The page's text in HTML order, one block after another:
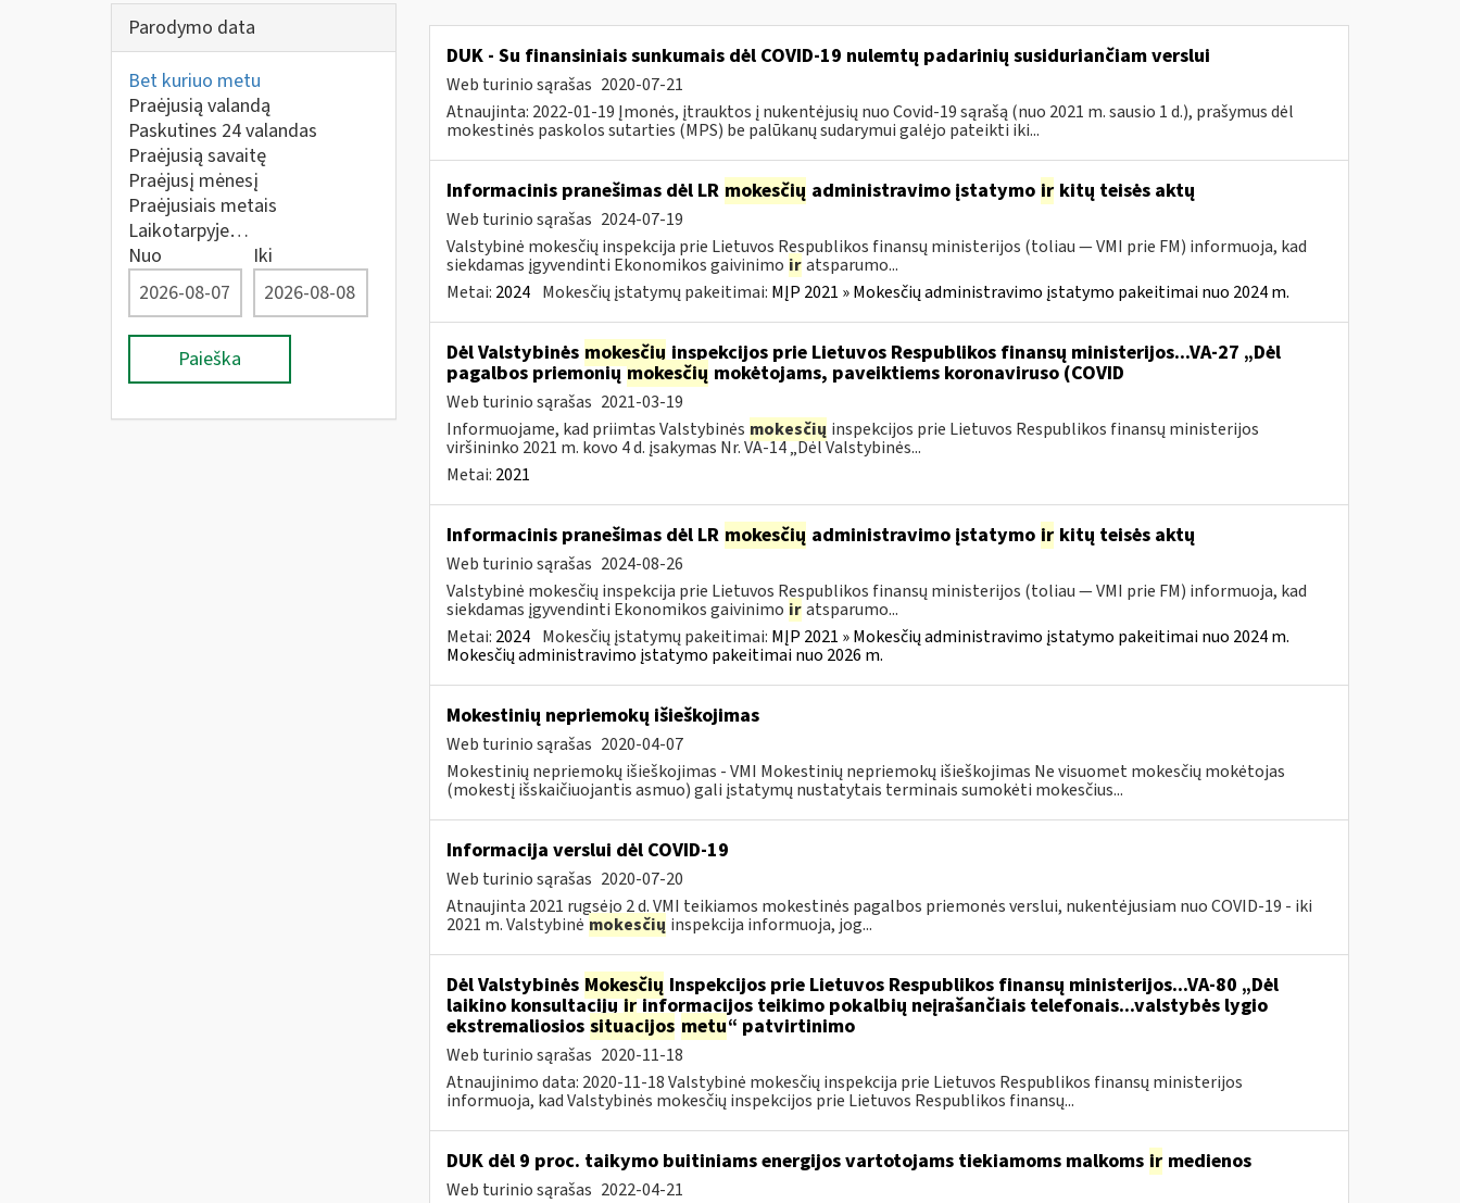
Parodymo data
Bet kuriuo metu
Praėjusią valandą
Paskutines 24 valandas
Praėjusią savaitę
Praėjusį mėnesį
Praėjusiais metais
Laikotarpyje…
Nuo
Iki
Paieška
DUK - Su finansiniais sunkumais dėl COVID-19 nulemtų padarinių susiduriančiam verslui
Web turinio sąrašas 2020-07-21
Atnaujinta: 2022-01-19 Įmonės, įtrauktos į nukentėjusių nuo Covid-19 sąrašą (nuo 2021 m. sausio 1 d.), prašymus dėl
mokestinės paskolos sutarties (MPS) be palūkanų sudarymui galėjo pateikti iki...
Informacinis pranešimas dėl LR mokesčių administravimo įstatymo irkitų teisės aktų
Web turinio sąrašas 2024-07-19
Valstybinė mokesčių inspekcija prie Lietuvos Respublikos finansų ministerijos (toliau — VMI prie FM) informuoja, kad
siekdamas įgyvendinti Ekonomikos gaivinimo ir atsparumo...
Metai: 2024 Mokesčių įstatymų pakeitimai: MĮP 2021 » Mokesčių administravimo įstatymo pakeitimai nuo 2024 m.
Dėl Valstybinės mokesčiųinspekcijos prie Lietuvos Respublikos finansų ministerijos...VA-27 „Dėl
pagalbos priemoniųmokesčių mokėtojams, paveiktiems koronaviruso (COVID
Web turinio sąrašas 2021-03-19
Informuojame, kad priimtas Valstybinės mokesčių inspekcijos prie Lietuvos Respublikos finansų ministerijos
viršininko 2021 m. kovo 4 d. įsakymas Nr. VA-14 „Dėl Valstybinės...
Metai: 2021
Informacinis pranešimas dėl LR mokesčių administravimo įstatymo irkitų teisės aktų
Web turinio sąrašas 2024-08-26
Valstybinė mokesčių inspekcija prie Lietuvos Respublikos finansų ministerijos (toliau — VMI prie FM) informuoja, kad
siekdamas įgyvendinti Ekonomikos gaivinimo ir atsparumo...
Metai: 2024 Mokesčių įstatymų pakeitimai: MĮP 2021 » Mokesčių administravimo įstatymo pakeitimai nuo 2024 m.
Mokesčių administravimo įstatymo pakeitimai nuo 2026 m.
Mokestinių nepriemokų išieškojimas
Web turinio sąrašas 2020-04-07
Mokestinių nepriemokų išieškojimas - VMI Mokestinių nepriemokų išieškojimas Ne visuomet mokesčių mokėtojas
(mokestį išskaičiuojantis asmuo) gali įstatymų nustatytais terminais sumokėti mokesčius...
Informacija verslui dėl COVID-19
Web turinio sąrašas 2020-07-20
Atnaujinta 2021 rugsėjo 2 d. VMI teikiamos mokestinės pagalbos priemonės verslui, nukentėjusiam nuo COVID-19 - iki
2021 m. Valstybinė mokesčių inspekcija informuoja, jog...
Dėl Valstybinės Mokesčių Inspekcijos prie Lietuvos Respublikos finansų ministerijos...VA-80 „Dėl
laikino konsultacijųirinformacijos teikimo pokalbių neįrašančiais telefonais...valstybės lygio
ekstremaliosios situacijos metu“ patvirtinimo
Web turinio sąrašas 2020-11-18
Atnaujinimo data: 2020-11-18 Valstybinė mokesčių inspekcija prie Lietuvos Respublikos finansų ministerijos
informuoja, kad Valstybinės mokesčių inspekcijos prie Lietuvos Respublikos finansų...
DUK dėl 9 proc. taikymo buitiniams energijos vartotojams tiekiamoms malkoms irmedienos
Web turinio sąrašas 2022-04-21